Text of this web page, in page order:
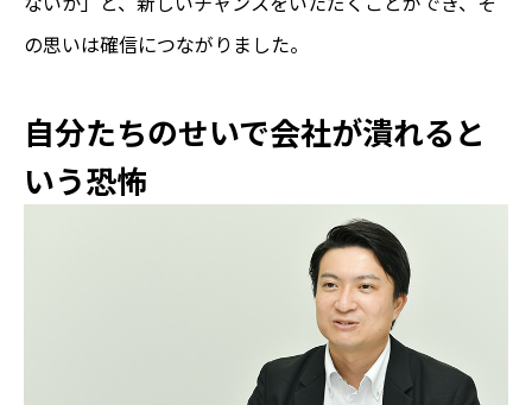
の思いは確信につながりました。
自分たちのせいで会社が潰れると
いう恐怖